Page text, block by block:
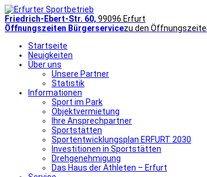
Friedrich-Ebert-Str. 60, 99096 Erfurt
Öffnungszeiten Bürgerservicezu den
Startseite
Neuigkeiten
Über uns
Unsere Partner
Statistik
Informationen
Sport im Park
Objektvermietung
Ihre Ansprechpartner
Sportstätten
Sportentwicklungsplan ERFURT 2030
Investitionen in Sportstätten
Drehgenehmigung
Das Haus der Athleten – Erfurt